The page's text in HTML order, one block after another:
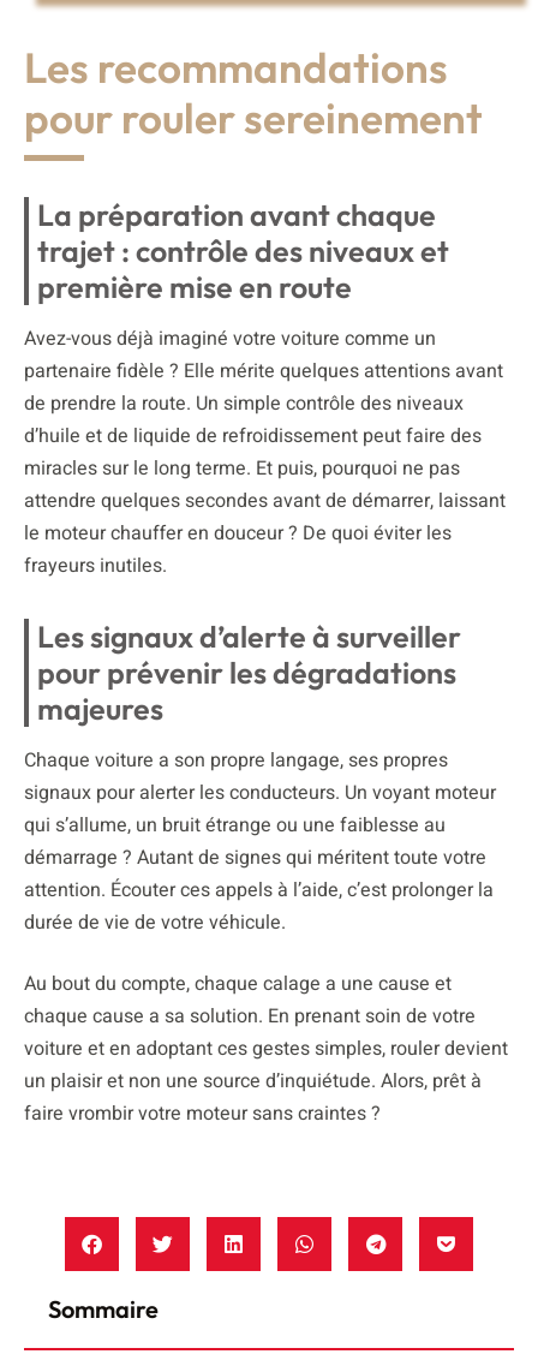
Les recommandations
pour rouler sereinement
La préparation avant chaque
trajet : contrôle des niveaux et
première mise en route
Avez-vous déjà imaginé votre voiture comme un
partenaire fidèle ? Elle mérite quelques attentions avant
de prendre la route. Un simple contrôle des niveaux
d’huile et de liquide de refroidissement peut faire des
miracles sur le long terme. Et puis, pourquoi ne pas
attendre quelques secondes avant de démarrer, laissant
le moteur chauffer en douceur ? De quoi éviter les
frayeurs inutiles.
Les signaux d’alerte à surveiller
pour prévenir les dégradations
majeures
Chaque voiture a son propre langage, ses propres
signaux pour alerter les conducteurs. Un voyant moteur
qui s’allume, un bruit étrange ou une faiblesse au
démarrage ? Autant de signes qui méritent toute votre
attention. Écouter ces appels à l’aide, c’est prolonger la
durée de vie de votre véhicule.
Au bout du compte, chaque calage a une cause et
chaque cause a sa solution. En prenant soin de votre
voiture et en adoptant ces gestes simples, rouler devient
un plaisir et non une source d’inquiétude. Alors, prêt à
faire vrombir votre moteur sans craintes ?
Sommaire